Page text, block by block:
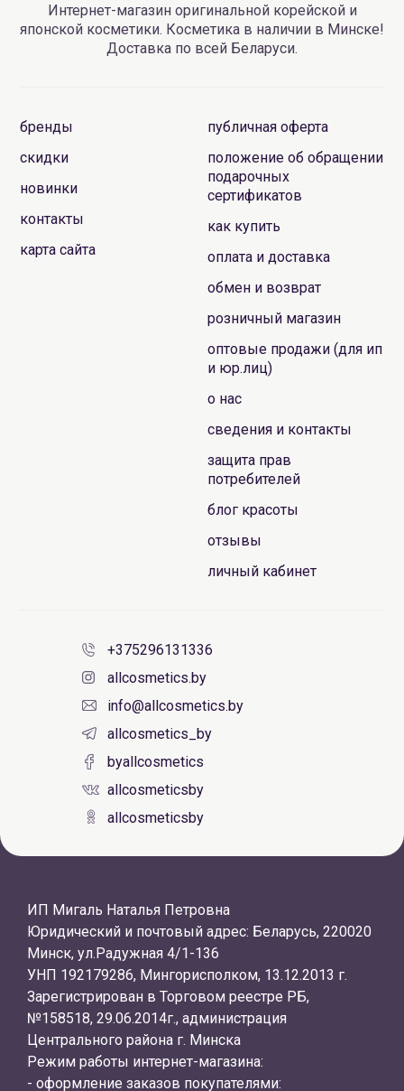
Интернет-магазин оригинальной корейской и
японской косметики. Косметика в наличии в Минске!
Доставка по всей Беларуси.
бренды
скидки
новинки
контакты
карта сайта
публичная оферта
положение об обращении
подарочных
сертификатов
как купить
оплата и доставка
обмен и возврат
розничный магазин
оптовые продажи (для ип
и юр.лиц)
о нас
сведения и контакты
защита прав
потребителей
блог красоты
отзывы
личный кабинет
+375296131336
allcosmetics.by
info@allcosmetics.by
allcosmetics_by
byallcosmetics
allcosmeticsby
allcosmeticsby
ИП Мигаль Наталья Петровна
Юридический и почтовый адрес: Беларусь, 220020
Минск, ул.Радужная 4/1-136
УНП 192179286, Мингорисполком, 13.12.2013 г.
Зарегистрирован в Торговом реестре РБ,
№158518, 29.06.2014г., администрация
Центрального района г. Минска
Режим работы интернет-магазина:
- оформление заказов покупателями: